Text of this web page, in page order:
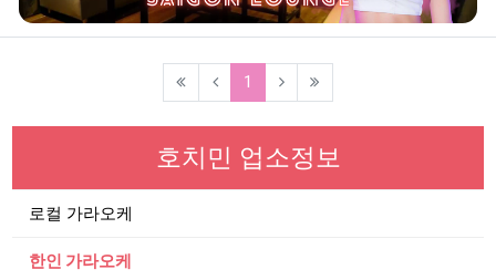
1 (current)
호치민 업소정보
로컬 가라오케
한인 가라오케